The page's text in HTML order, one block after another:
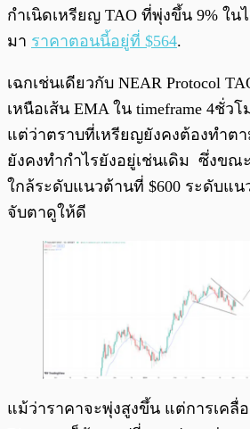
กำเนิดเหรียญ TAO ที่พุ่งขึ้น 9% ใ
มา ราคาตอนนี้อยู่ที่ $564.
เฉกเช่นเดียวกับ NEAR Protocol
เหนือเส้น EMA ใน timeframe 4ชั่ว
แต่ว่าตราบที่เหรียญยังคงต้องทำต
ยังคงทำกำไรยังอยู่เช่นเดิม ซึ่งขณ
ใกล้ระดับแนวต้านที่ $600 ระดับแ
จับตาดูให้ดี
แม้ว่าราคาจะพุ่งสูงขึ้น แต่การเคลื่